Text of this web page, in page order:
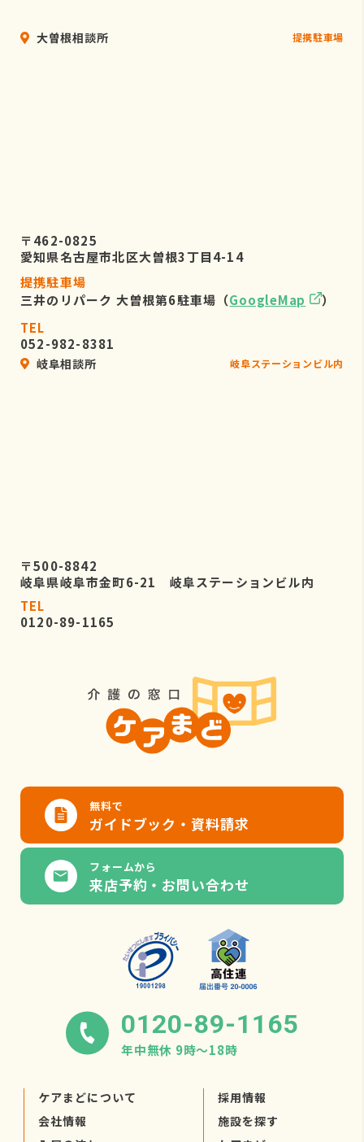
大曽根相談所 提携駐車場
〒462-0825
愛知県名古屋市北区大曽根3丁目4-14
提携駐車場
三井のリパーク 大曽根第6駐車場（GoogleMap
）
TEL
052-982-8381
岐阜相談所 岐阜ステーションビル内
〒500-8842
岐阜県岐阜市金町6-21 岐阜ステーションビル内
TEL
0120-89-1165
無料で
ガイドブック・資料請求
フォームから
来店予約・お問い合わせ
0120-89-1165
年中無休 9時〜18時
ケアまどについて
会社情報
採用情報
施設を探す